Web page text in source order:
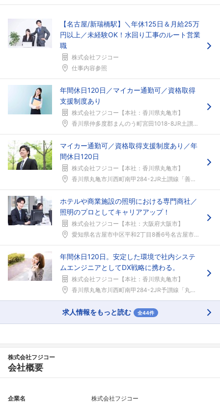
【名古屋/新瑞橋駅】＼年休125日＆月給25万
円以上／未経験OK！水回り工事のルート営業
職
株式会社フジコー
仕事内容参照
年間休日120日／マイカー通勤可／資格取得
支援制度あり
株式会社フジコー【本社：香川県丸亀市】
香川県仲多度郡まんのう町宮田1018-8JR土讃線...
マイカー通勤可／資格取得支援制度あり／年
間休日120日
株式会社フジコー【本社：香川県丸亀市】
香川県丸亀市川西町南甲284-2JR土讃線「善通寺...
ホテルや商業施設の照明における専門商社／
照明のプロとしてキャリアアップ！
株式会社フジコー【本社：大阪府大阪市】
愛知県名古屋市中区平和2丁目8番6号名古屋市営地下...
年間休日120日。安定した環境で社内システ
ムエンジニアとしてDX戦略に携わる。
株式会社フジコー【本社：香川県丸亀市】
香川県丸亀市川西町南甲284-2JR予讃線「丸亀」...
求人情報をもっと読む 全44件
株式会社フジコー
会社概要
企業名 株式会社フジコー